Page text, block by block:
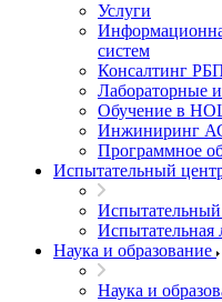
Услуги
систем
Консалтинг
Лабораторные
Обучение в
Инжиниринг
Программное
Испытательный
Испытательная
Наука и образование
Наука и